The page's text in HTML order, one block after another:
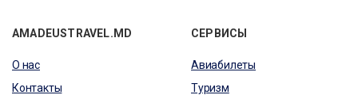
AMADEUSTRAVEL.MD
О нас
Контакты
СЕРВИСЫ
Авиабилеты
Туризм